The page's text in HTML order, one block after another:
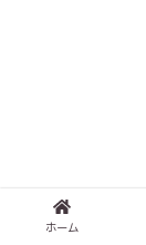
ホーム